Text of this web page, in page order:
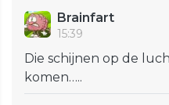
Brainfart
15:39
Die schijnen op de
komen…..